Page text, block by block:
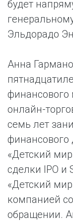
будет
Эльдорадо
Анна
онлайн-
семь лет
финансового
«Детский
сделки IPO и
«Детский
компанией
обращении.